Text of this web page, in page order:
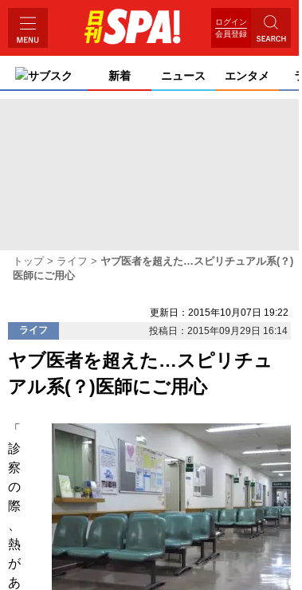
ログイン
会員登録
サブスク 新着 ニュース エンタメ
トップ ライフ
ヤブ医者を超えた…スピリチュアル系(？)
医師にご用心
更新日：2015年10月07日 19:22
ライフ
投稿日：2015年09月29日 16:14
ヤブ医者を超えた…スピリチュ
アル系(？)医師にご用心
「
診
察
の
際
熱
が
あ